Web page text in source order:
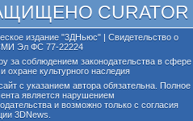
CURATOR
издание "3ДНьюс" | Свидетельство о
Эл ФС 77-22224
за соблюдением законодательства в сфере
культурного наследия
с указанием автора обязательна. Полное
является нарушением
и возможно только с согласия
3DNews.